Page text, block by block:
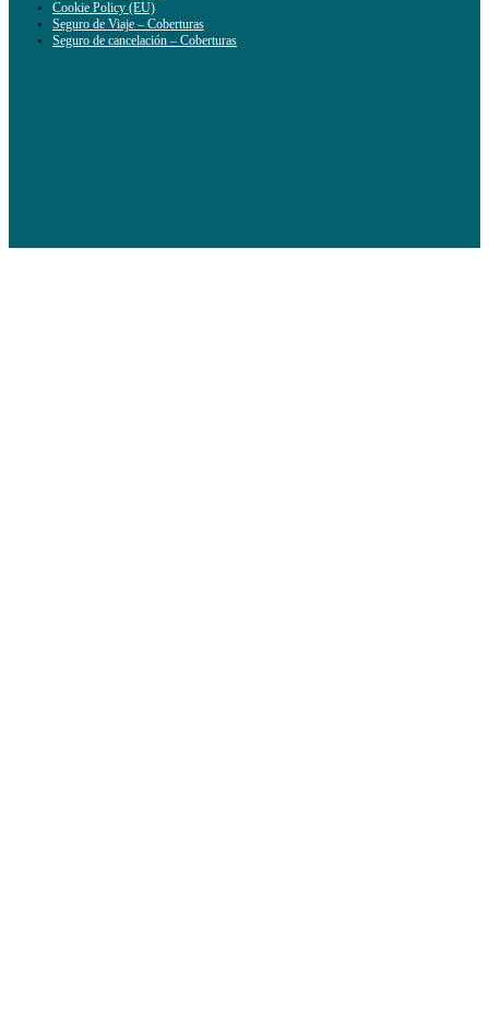
Cookie Policy (EU)
Seguro de Viaje – Coberturas
Seguro de cancelación – Coberturas